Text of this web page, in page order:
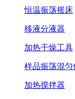
恒温振荡摇床
移液分液器
加热干燥工具
样品振荡混匀
加热搅拌器